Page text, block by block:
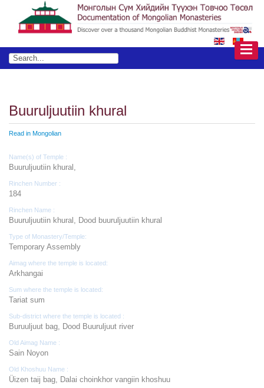
Buuruljuutiin khural
Read in Mongolian
Name(s) of Temple :
Buuruljuutiin khural,
Rinchen Number :
184
Rinchen Name :
Buuruljuutiin khural, Dood buuruljuutiin khural
Type of Monastery/Temple:
Temporary Assembly
Aimag where the temple is located:
Arkhangai
Sum where the temple is located:
Tariat sum
Sub-district where the temple is located :
Buruuljuut bag, Dood Buuruljuut river
Old Aimag Name :
Sain Noyon
Old Khoshuu Name :
Üizen taij bag, Dalai choinkhor vangiin khoshuu